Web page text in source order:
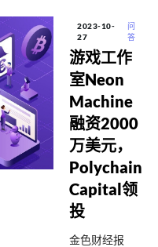
2023-10-
27
问
答
游戏工作
室Neon
Machine
融资2000
万美元，
Polychain
Capital领
投
金色财经报